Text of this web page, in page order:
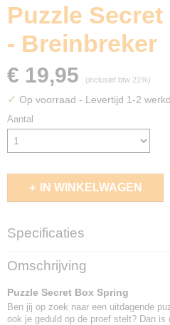
Puzzle
- Breinbreker
€ 19,95 (inclusief btw 21%)
✓ Op voorraad - Levertijd 1-2
Aantal
IN WINKELWAGEN
Specificaties
EAN code
4014156055292
Omschrijving
Puzzle Secret Box Spring
Ben jij op zoek naar een uitdagende
ook je geduld op de proef stelt? Dan